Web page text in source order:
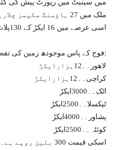
ملک ميں 27 ہاؤسنگ سکیمز چلارہی ہے۔
اسی عرصے میں 16 ایکڑ کے 130پلاٹ افسران میں تقسیم کئے گئے۔
فوج کے پاس موجودھ زمین کی تفصیل:
لاھور۔۔12ہزارایکڑ
کراچی۔۔12ہزارایکڑ
اٹک۔۔3000ایکڑ
ٹیکسلا۔۔2500ایکڑ
پشاور۔۔4000ایکڑ
کوئٹہ۔۔2500ایکڑ
اسکی قیمت 300 بلین روپے ہے۔